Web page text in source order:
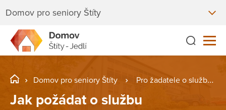
Domov pro seniory Štíty
Domov pro seniory Štíty Pro žadatele o službu
Jak požádat o službu